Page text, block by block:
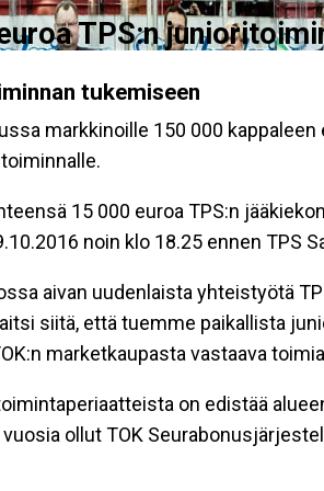
TPS:n
tukemiseen
markkinoille 150 000
15 000 euroa TPS:n
noin klo 18.25 ennen TPS
aivan uudenlaista yhteistyötä
siitä, että tuemme paikallista
marketkaupasta vastaava
on edistää
ollut TOK